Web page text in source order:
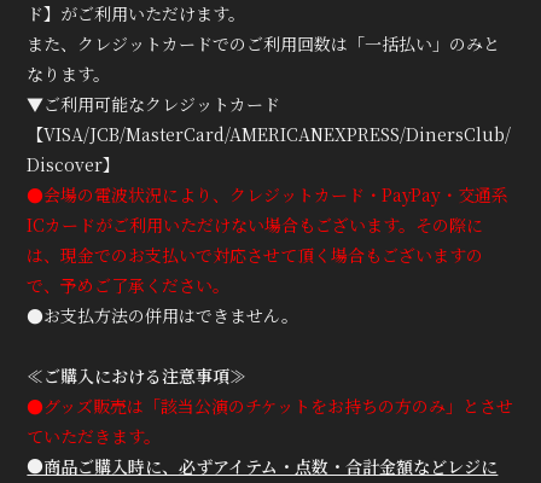
ド】がご利用いただけます。
また、クレジットカードでのご利用回数は「一括払い」のみと
なります。
▼ご利用可能なクレジットカード
【VISA/JCB/MasterCard/AMERICANEXPRESS/DinersClub/
Discover】
●会場の電波状況により、クレジットカード・PayPay・交通系
ICカードがご利用いただけない場合もございます。その際に
は、現金でのお支払いで対応させて頂く場合もございますの
で、予めご了承ください。
●お支払方法の併用はできません。
≪ご購入における注意事項≫
●グッズ販売は「該当公演のチケットをお持ちの方のみ」とさせ
ていただきます。
●商品ご購入時に、必ずアイテム・点数・合計金額などレジに